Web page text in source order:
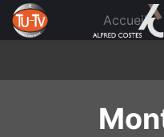
content
Accueil